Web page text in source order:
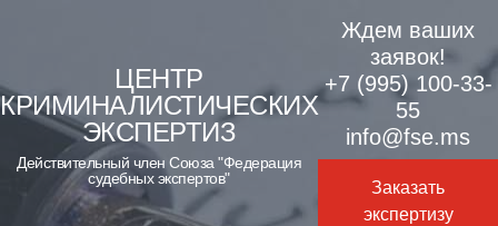
content
ЦЕНТР
КРИМИНАЛИСТИЧЕСКИХ
ЭКСПЕРТИЗ
Действительный член Союза "Федерация
судебных экспертов"
Ждем ваших
заявок!
+7 (995) 100-33-
55
info@fse.ms
Заказать
экспертизу